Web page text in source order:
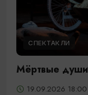
СПЕКТАКЛИ
Мёртвые души
19.09.2026 18:00